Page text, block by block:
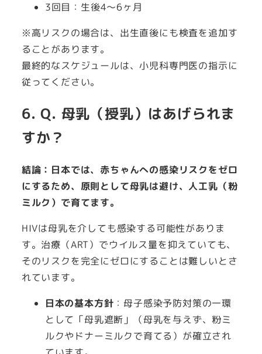
3回目：生後4～6ヶ月
※高リスクの場合は、出生直後にも検査を追加す
ることがあります。
最終的なスケジュールは、小児科専門医の指示に
従ってください。
6. Q. 母乳（授乳）はあげられま
すか？
結論：日本では、赤ちゃんへの感染リスクをゼロ
にするため、原則として母乳は避け、人工乳（粉
ミルク）で育てます。
HIVは母乳を介しても感染する可能性がありま
す。治療（ART）でウイルス量を抑えていても、
そのリスクを完全にゼロにすることは難しいとさ
れています。
日本の基本方針 ：母子感染予防対策の一環
として「母乳遮断」（母乳を与えず、粉ミ
ルクやドナーミルクで育てる）が確立され